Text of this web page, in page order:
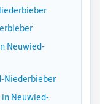
Neuwied-
Niederbieber
Neuwied-